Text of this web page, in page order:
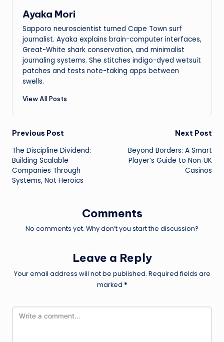
Ayaka Mori
Sapporo neuroscientist turned Cape Town surf
journalist. Ayaka explains brain-computer interfaces,
Great-White shark conservation, and minimalist
journaling systems. She stitches indigo-dyed wetsuit
patches and tests note-taking apps between
swells.
View All Posts
Post
navigation
Previous Post
The Discipline Dividend:
Building Scalable
Companies Through
Systems, Not Heroics
Next Post
Beyond Borders: A Smart
Player’s Guide to Non‑UK
Casinos
Comments
No comments yet. Why don’t you start the discussion?
Leave a Reply
Your email address will not be published. Required fields are
marked *